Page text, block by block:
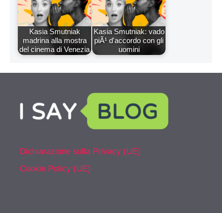
Kasia Smutniak
madrina alla mostra
del cinema di Venezia
Kasia Smutniak: vado
piÃ¹ d'accordo con gli
uomini
Dichiarazione sulla Privacy (UE)
Cookie Policy (UE)